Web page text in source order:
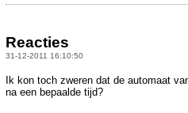
Reacties
31-12-2011 16:10:50
Ik kon toch zweren dat de automaat
na een bepaalde tijd?